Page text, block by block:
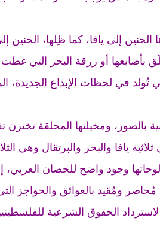
الحنين إلى يافا، كما ظِلها، الحنين
بأصابعها أو زرقة البحر التي
تُولد في لحظات الإبداع الجديدة،
بالصور، ومخيلتها المحلقة تختزن
يافا والبحر والبرتقال وهي
وجود واضح للحصان العربي،
مُحاصر ومُقيد بالعوائق والحواجز
لاسترداد الحقوق الشرعية